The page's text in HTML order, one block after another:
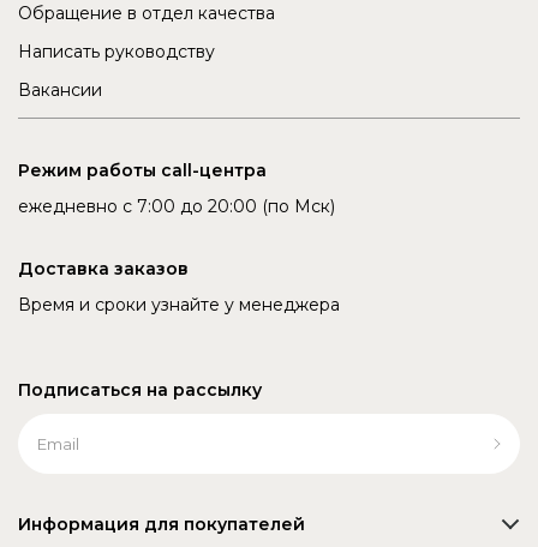
Обращение в отдел качества
Написать руководству
Вакансии
Режим работы call-центра
ежедневно с 7:00 до 20:00 (по Мск)
Доставка заказов
Время и сроки узнайте у менеджера
Подписаться на рассылку
Информация для покупателей